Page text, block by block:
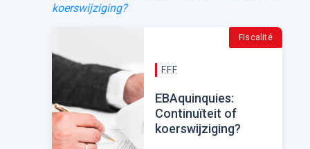
koerswijziging?
Fiscalité
F.F.F.
EBAquinquies:
Continuïteit of
koerswijziging?